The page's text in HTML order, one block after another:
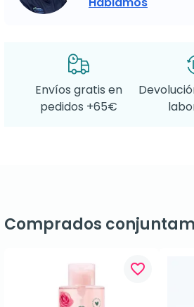
Envíos gratis en
pedidos +65€
Comprados
favorite_border